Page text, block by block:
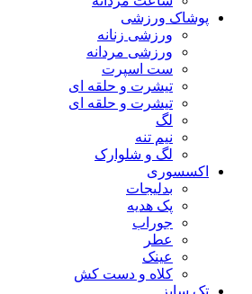
پوشاک ورزشی
ورزشی زنانه
ورزشی مردانه
ست اسپرت
تیشرت و حلقه ای
تیشرت و حلقه ای
لگ
نیم تنه
لگ و شلوارک
اکسسوری
بدلیجات
پک هدیه
جوراب
عطر
عینک
کلاه و دست کش
تک سایز